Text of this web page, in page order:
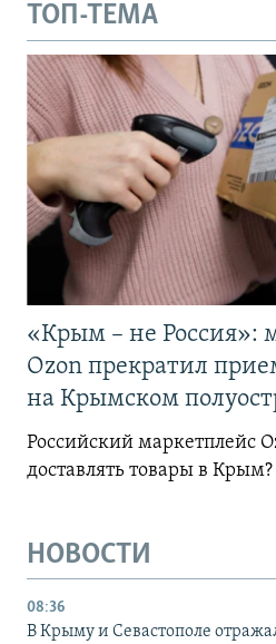
ТОП-ТЕМА
«Крым – не Россия»:
Ozon прекратил
на Крымском
Российский маркетплейс
доставлять товары в
НОВОСТИ
08:36
В Крыму и Севастополе